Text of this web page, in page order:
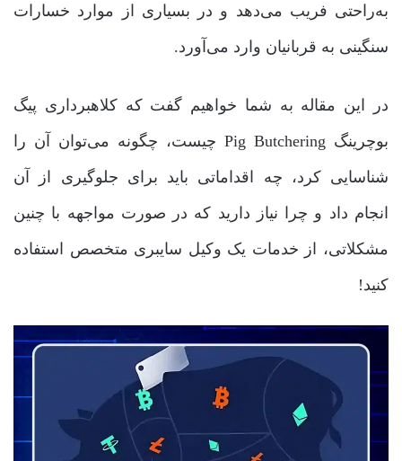
به‌راحتی فریب می‌دهد و در بسیاری از موارد خسارات
سنگینی به قربانیان وارد می‌آورد.
در این مقاله به شما خواهیم گفت که کلاهبرداری پیگ
بوچرینگ Pig Butchering چیست، چگونه می‌توان آن را
شناسایی کرد، چه اقداماتی باید برای جلوگیری از آن
انجام داد و چرا نیاز دارید که در صورت مواجهه با چنین
مشکلاتی، از خدمات یک وکیل سایبری متخصص استفاده
کنید!